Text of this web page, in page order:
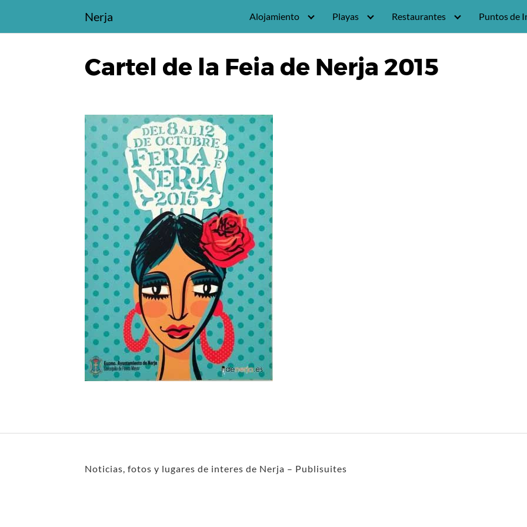
contenido
Nerja Alojamiento Playas Restaurantes Puntos de
Cartel de la Feia de Nerja 2015
Noticias, fotos y lugares de interes de Nerja – Publisuites